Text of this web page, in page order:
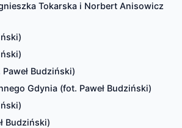
Tokarska i Norbert Anisowicz
Budziński)
Gdynia (fot. Paweł Budziński)
Budziński)